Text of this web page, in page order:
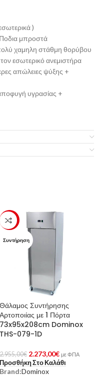
)
μπροστά
χαμηλη στάθμη θορύβου
εσωτερικό ανεμιστήρα
απώλειες ψύξης +
υγρασίας +
-23%
Συντήρηση
Θάλαμος Συντήρησης
Αρτοποιίας με 1 Πόρτα
73x95x208cm Dominox
THS-079-1D
2.955,00€ 2.273,00€ με ΦΠΑ
Προσθήκη Στο Καλάθι
Brand:Dominox